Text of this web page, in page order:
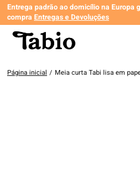
Entrega padrão ao domicílio na Europa
compra Entregas e Devoluções
Página inicial / Meia curta Tabi lisa em